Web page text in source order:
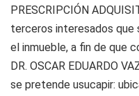
PRESCRIPCIÓN
terceros interesados que
el inmueble, a fin de que
DR. OSCAR EDUARDO
se pretende usucapir: